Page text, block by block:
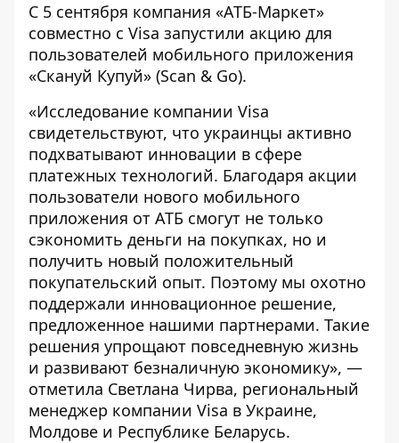
С 5 сентября компания «АТБ-Маркет»
совместно с Visa запустили акцию для
пользователей мобильного приложения
«Скануй Купуй» (Scan & Go).
«Исследование компании Visa
свидетельствуют, что украинцы активно
подхватывают инновации в сфере
платежных технологий. Благодаря акции
пользователи нового мобильного
приложения от АТБ смогут не только
сэкономить деньги на покупках, но и
получить новый положительный
покупательский опыт. Поэтому мы охотно
поддержали инновационное решение,
предложенное нашими партнерами. Такие
решения упрощают повседневную жизнь
и развивают безналичную экономику», —
отметила Светлана Чирва, региональный
менеджер компании Visa в Украине,
Молдове и Республике Беларусь.